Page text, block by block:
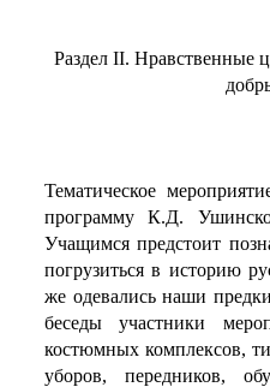
Раздел II. Нравственные
Тематическое
программу К.Д.
Учащимся предстоит
погрузиться в историю
же одевались наши
беседы участники
костюмных комплексов,
уборов, передников,